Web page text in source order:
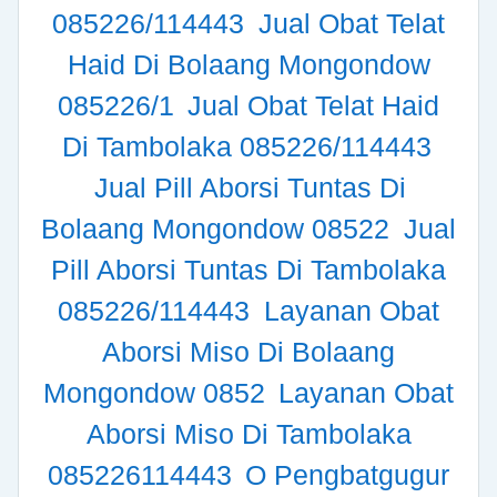
085226/114443 Jual Obat Telat
Haid Di Bolaang Mongondow
085226/1 Jual Obat Telat Haid
Di Tambolaka 085226/114443
Jual Pill Aborsi Tuntas Di
Bolaang Mongondow 08522 Jual
Pill Aborsi Tuntas Di Tambolaka
085226/114443 Layanan Obat
Aborsi Miso Di Bolaang
Mongondow 0852 Layanan Obat
Aborsi Miso Di Tambolaka
085226114443 O Pengbatgugur